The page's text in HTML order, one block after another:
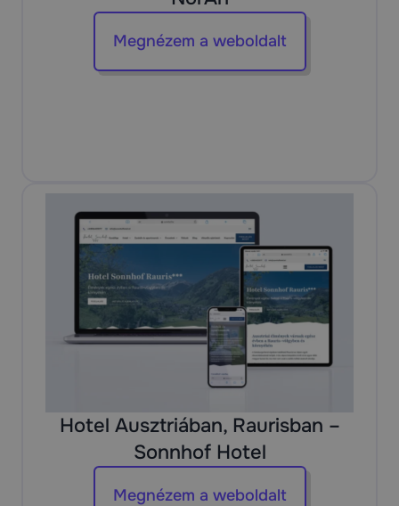
Megnézem a weboldalt
Hotel Ausztriában, Raurisban –
Sonnhof Hotel
Megnézem a weboldalt